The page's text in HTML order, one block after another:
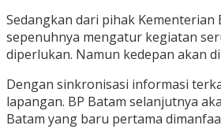
Sedangkan dari pihak
sepenuhnya mengatur kegiatan
diperlukan. Namun kedepan akan
Dengan sinkronisasi informasi
lapangan. BP Batam selanjutnya
Batam yang baru pertama